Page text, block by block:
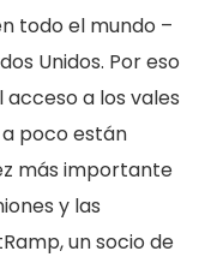
todo el mundo –
Unidos. Por eso
a los vales
poco están
más importante
y las
un socio de